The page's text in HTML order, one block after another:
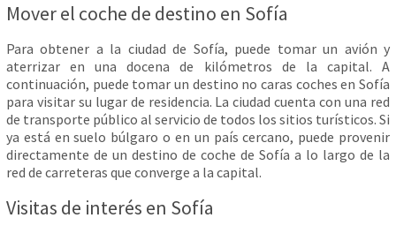
Mover el coche de destino en Sofía
Para obtener a la ciudad de Sofía, puede tomar un avión y
aterrizar en una docena de kilómetros de la capital. A
continuación, puede tomar un destino no caras coches en Sofía
para visitar su lugar de residencia. La ciudad cuenta con una red
de transporte público al servicio de todos los sitios turísticos. Si
ya está en suelo búlgaro o en un país cercano, puede provenir
directamente de un destino de coche de Sofía a lo largo de la
red de carreteras que converge a la capital.
Visitas de interés en Sofía